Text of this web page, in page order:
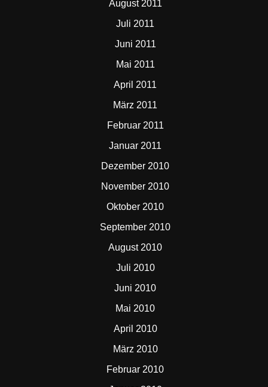
August 2011
Juli 2011
Juni 2011
Mai 2011
April 2011
März 2011
Februar 2011
Januar 2011
Dezember 2010
November 2010
Oktober 2010
September 2010
August 2010
Juli 2010
Juni 2010
Mai 2010
April 2010
März 2010
Februar 2010